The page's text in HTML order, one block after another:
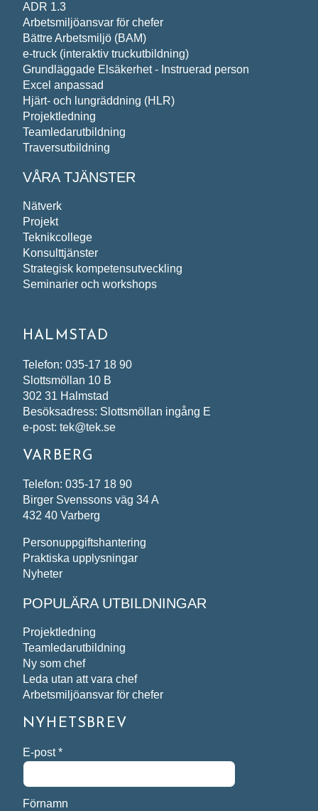
ADR 1.3
Arbetsmiljöansvar för chefer
Bättre Arbetsmiljö (BAM)
e-truck (interaktiv truckutbildning)
Grundläggade Elsäkerhet - Instruerad person
Excel anpassad
Hjärt- och lungräddning (HLR)
Projektledning
Teamledarutbildning
Traversutbildning
VÅRA TJÄNSTER
Nätverk
Projekt
Teknikcollege
Konsulttjänster
Strategisk kompetensutveckling
Seminarier och workshops
HALMSTAD
Telefon: 035-17 18 90
Slottsmöllan 10 B
302 31 Halmstad
Besöksadress: Slottsmöllan ingång E
e-post: tek@tek.se
VARBERG
Telefon: 035-17 18 90
Birger Svenssons väg 34 A
432 40 Varberg
Personuppgiftshantering
Praktiska upplysningar
Nyheter
POPULÄRA UTBILDNINGAR
Projektledning
Teamledarutbildning
Ny som chef
Leda utan att vara chef
Arbetsmiljöansvar för chefer
NYHETSBREV
E-post*
Förnamn